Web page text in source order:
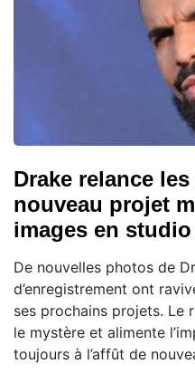
Drake relance
nouveau projet
images en studio
De nouvelles photos de
d’enregistrement ont
ses prochains projets. Le
le mystère et alimente
toujours à l’affût de